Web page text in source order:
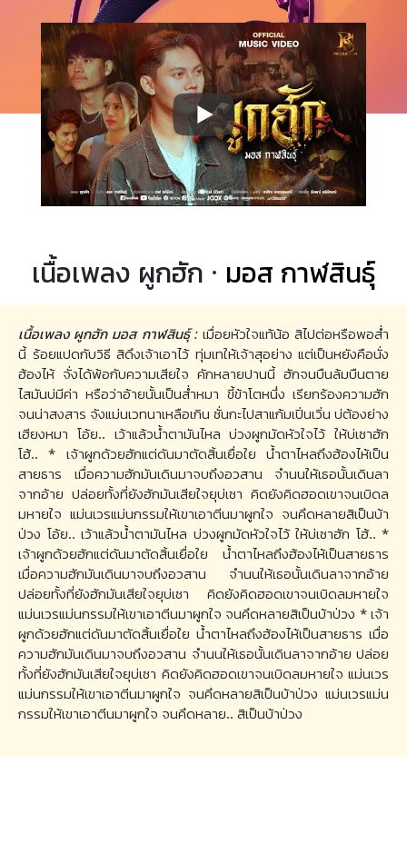
เนื้อเพลง ผูกฮัก · มอส กาฬสินธุ์
เนื้อเพลง ผูกฮัก มอส กาฬสินธุ์ : เมื่อยหัวใจแท้น้อ สิไปต่อหรือพอส่ำ
นี้ ร้อยแปดกับวิธี สิดึงเจ้าเอาไว้ ทุ่มเทให้เจ้าสุอย่าง แต่เป็นหยังคือนั่ง
ฮ้องไห้ จั่งได้พ้อกับความเสียใจ คักหลายปานนี้ ฮักจนบืนล้มบืนตาย
ไสมันบ่มีค่า หรือว่าอ้ายนั้นเป็นส่ำหมา ขี้ข้าโตหนึ่ง เรียกร้องความฮัก
จนน่าสงสาร จังแม่นเวทนาเหลือเกิน ซั่นกะไปสาแก้มเปิ่นเวิ่น บ่ต้องย่าง
เฮียงหมา โอ้ย.. เว้าแล้วน้ำตามันไหล บ่วงผูกมัดหัวใจไว้ ให้บ่เซาฮัก
โฮ้.. * เจ้าผูกด้วยฮักแต่ดันมาตัดสิ้นเยื่อใย น้ำตาไหลถึงฮ้องไห้เป็น
สายธาร เมื่อความฮักมันเดินมาจบถึงอวสาน จำนนให้เธอนั้นเดินลา
จากอ้าย ปล่อยทั้งที่ยังฮักมันเสียใจยุบ่เซา คิดยังคิดฮอดเขาจนเบิดล
มหายใจ แม่นเวรแม่นกรรมให้เขาเอาตีนมาผูกใจ จนคึดหลายสิเป็นบ้า
ป่วง โอ้ย.. เว้าแล้วน้ำตามันไหล บ่วงผูกมัดหัวใจไว้ ให้บ่เซาฮัก โฮ้.. *
เจ้าผูกด้วยฮักแต่ดันมาตัดสิ้นเยื่อใย น้ำตาไหลถึงฮ้องไห้เป็นสายธาร
เมื่อความฮักมันเดินมาจบถึงอวสาน จำนนให้เธอนั้นเดินลาจากอ้าย
ปล่อยทั้งที่ยังฮักมันเสียใจยุบ่เซา คิดยังคิดฮอดเขาจนเบิดลมหายใจ
แม่นเวรแม่นกรรมให้เขาเอาตีนมาผูกใจ จนคึดหลายสิเป็นบ้าป่วง * เจ้า
ผูกด้วยฮักแต่ดันมาตัดสิ้นเยื่อใย น้ำตาไหลถึงฮ้องไห้เป็นสายธาร เมื่อ
ความฮักมันเดินมาจบถึงอวสาน จำนนให้เธอนั้นเดินลาจากอ้าย ปล่อย
ทั้งที่ยังฮักมันเสียใจยุบ่เซา คิดยังคิดฮอดเขาจนเบิดลมหายใจ แม่นเวร
แม่นกรรมให้เขาเอาตีนมาผูกใจ จนคึดหลายสิเป็นบ้าป่วง แม่นเวรแม่น
กรรมให้เขาเอาตีนมาผูกใจ จนคึดหลาย.. สิเป็นบ้าป่วง